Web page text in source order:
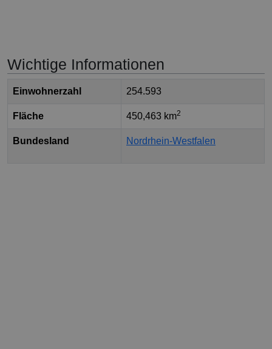
Wichtige Informationen
Einwohnerzahl 254.593
Fläche 450,463 km2
Bundesland Nordrhein-Westfalen